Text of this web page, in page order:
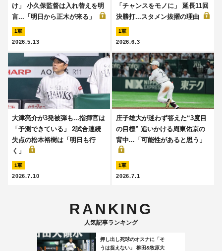
け」 小久保監督は入れ替えを明
言...「明日から正木が来る」
1軍
2026.5.13
「チャンスをモノに」 延長11回
決勝打...スタメン抜擢の理由
1軍
2026.6.3
大津亮介が3発被弾も...指揮官は
「予測できている」 2試合連続
失点の松本裕樹は「明日も行
く」
1軍
2026.7.10
庄子雄大が迷わず答えた“3度目
の目標” 追いかける周東佑京の
背中...「可能性があると思う」
1軍
2026.7.1
RANKING
人気記事ランキング
押し出し死球のオスナに「そ
うは捉えない」 柳田&牧原大